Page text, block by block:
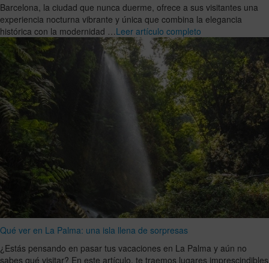
Barcelona, la ciudad que nunca duerme, ofrece a sus visitantes una
experiencia nocturna vibrante y única que combina la elegancia
histórica con la modernidad …Leer artículo completo
Qué ver en La Palma: una isla llena de sorpresas
¿Estás pensando en pasar tus vacaciones en La Palma y aún no
sabes qué visitar? En este artículo, te traemos lugares imprescindibles